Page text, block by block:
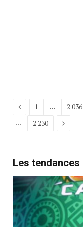
Previous
1 … 2 036
…
2 230 Next
Les tendances